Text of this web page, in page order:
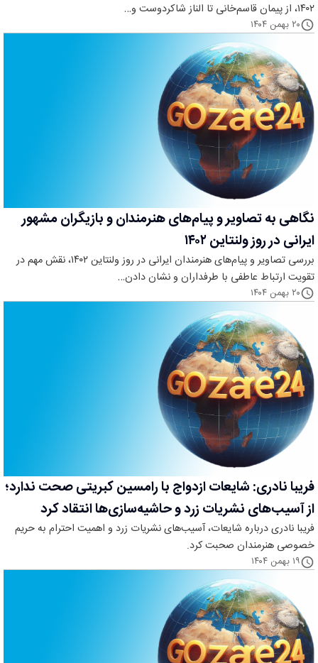
۱۴۰۲، از پیمان قاسم‌خانی تا الناز شاکردوست و…
۲۰ بهمن ۱۴۰۴
نگاهی به تصاویر و پیام‌های هنرمندان و بازیگران مشهور
ایرانی در روز ولنتاین ۱۴۰۲
بررسی تصاویر و پیام‌های هنرمندان ایرانی در روز ولنتاین ۱۴۰۲، نقش مهم در
تقویت ارتباط عاطفی با طرفداران و نشان دادن…
۲۰ بهمن ۱۴۰۴
فریبا نادری: شایعات ازدواج با رامسین کبریتی صحت ندارد؛
از آسیب‌های نشریات زرد و حاشیه‌سازی‌ها انتقاد کرد
فریبا نادری درباره شایعات، آسیب‌های نشریات زرد و اهمیت احترام به حریم
خصوصی هنرمندان صحبت کرد.
۱۹ بهمن ۱۴۰۴